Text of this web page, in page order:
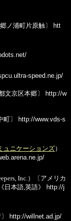
ノ浦町片原触〕
htt
speed.ne.jp/
文京区本郷〕
http://w
〕
http://www.vds-s
ュニケーションズ）
Inc.）〔アメリカ
本語,英語》
http://j
http://willnet.ad.jp/